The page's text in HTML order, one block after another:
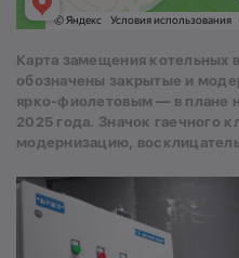
Карта замещения
обозначены закрытые и
ярко-фиолетовым — в плане
2025 года. Значок гаечного
модернизацию,